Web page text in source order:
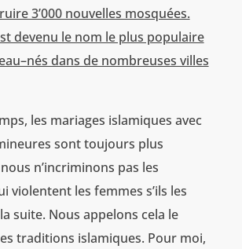
3’000 nouvelles mosquées.
devenu le nom le plus populaire
dans de nombreuses villes
les mariages islamiques avec
sont toujours plus
n’incriminons pas les
violentent les femmes s’ils les
suite. Nous appelons cela le
traditions islamiques. Pour moi,